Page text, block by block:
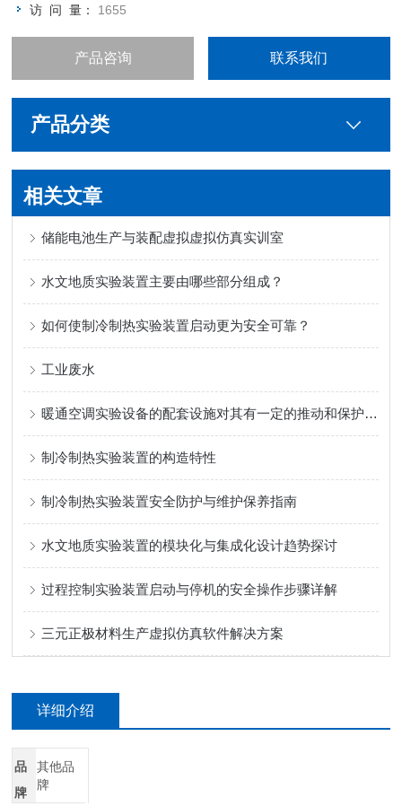
访 问 量： 1655
产品咨询 联系我们
产品分类
相关文章
储能电池生产与装配虚拟虚拟仿真实训室
水文地质实验装置主要由哪些部分组成？
如何使制冷制热实验装置启动更为安全可靠？
工业废水
暖通空调实验设备的配套设施对其有一定的推动和保护作用
制冷制热实验装置的构造特性
制冷制热实验装置安全防护与维护保养指南
水文地质实验装置的模块化与集成化设计趋势探讨
过程控制实验装置启动与停机的安全操作步骤详解
三元正极材料生产虚拟仿真软件解决方案
详细介绍
品
牌
其他品
牌